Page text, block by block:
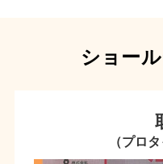
ショー
（プロ